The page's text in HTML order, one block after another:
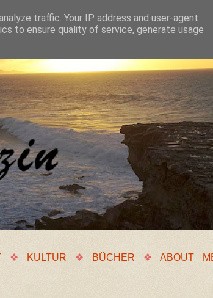
❖ KULTUR ❖ BÜCHER ❖ ABOUT
traffic. Your IP address and user-agent
to ensure quality of service, generate usage